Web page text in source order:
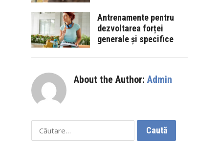
Antrenamente pentru
dezvoltarea forței
generale și specifice
About the Author: Admin
Caută
după: